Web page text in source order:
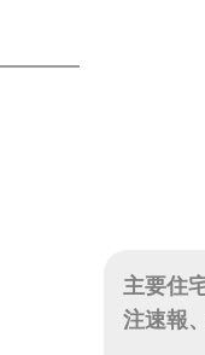
主要住
注速報